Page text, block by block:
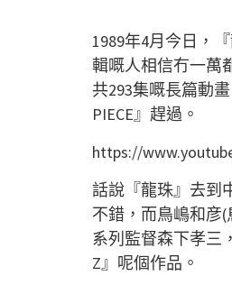
1989年4月今日，
輯嘅人相信冇一萬
共293集嘅長篇動
PIECE』趕過。
https://
話說『龍珠』去到
不錯，而鳥嶋和彦
系列監督森下孝三
Z』呢個作品。